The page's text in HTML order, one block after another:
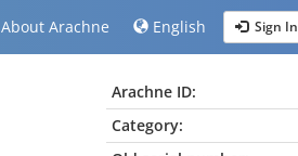
About Arachne English Sign In
Arachne ID:
Category: